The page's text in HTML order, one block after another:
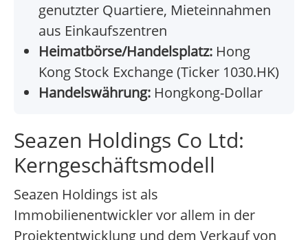
genutzter Quartiere, Mieteinnahmen
aus Einkaufszentren
Heimatbörse/Handelsplatz: Hong
Kong Stock Exchange (Ticker 1030.HK)
Handelswährung: Hongkong-Dollar
Seazen Holdings Co Ltd:
Kerngeschäftsmodell
Seazen Holdings ist als
Immobilienentwickler vor allem in der
Projektentwicklung und dem Verkauf von